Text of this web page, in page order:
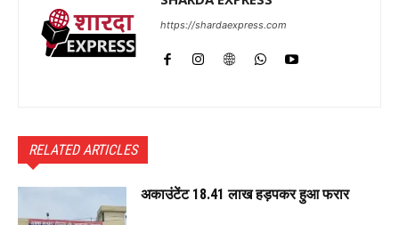
https://shardaexpress.com
RELATED ARTICLES
अकाउंटेंट 18.41 लाख हड़पकर हुआ फरार